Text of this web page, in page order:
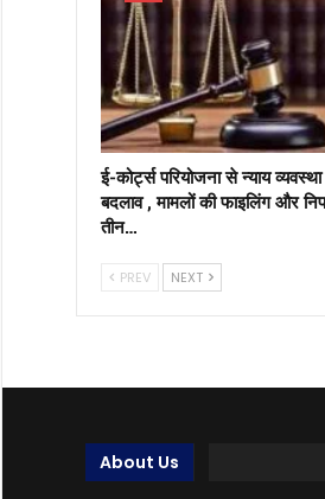
ई-कोर्ट्स परियोजना से न्याय
बदलाव , मामलों की फाइलिंग और
तीन…
PREV NEXT
About Us